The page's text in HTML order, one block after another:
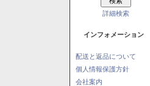
詳細検索
インフォメーション
配送と返品について
個人情報保護方針
会社案内